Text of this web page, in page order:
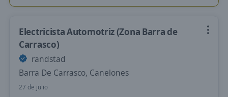
Electricista Automotriz (Zona Barra de
Carrasco)
randstad
Barra De Carrasco, Canelones
27 de julio